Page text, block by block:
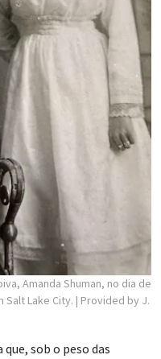
Amanda Shuman, no dia de
Salt Lake City. | Provided by J.
sob o peso das